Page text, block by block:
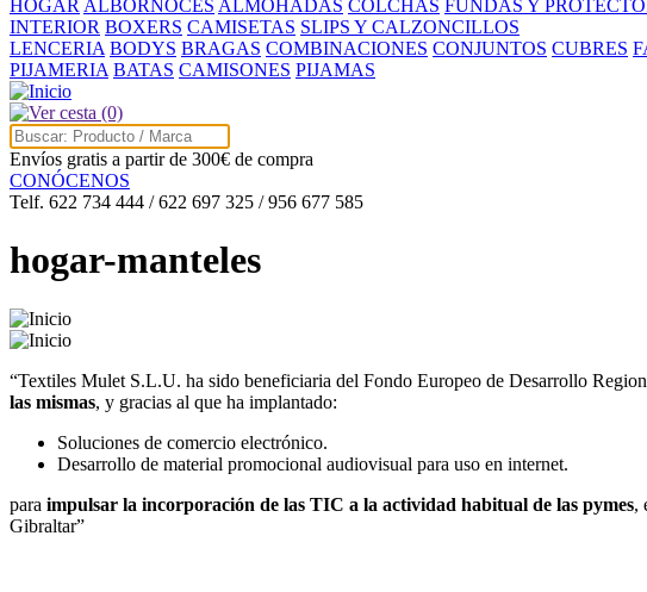
HOGAR ALBORNOCES ALMOHADAS COLCHAS FUNDAS Y
INTERIOR BOXERS CAMISETAS SLIPS Y CALZONCILLOS
LENCERIA BODYS BRAGAS COMBINACIONES CONJUNTOS CUBRES
PIJAMERIA BATAS CAMISONES PIJAMAS
(0)
Envíos gratis a partir de 300€ de compra
CONÓCENOS
Telf. 622 734 444 / 622 697 325 / 956 677 585
hogar-manteles
“Textiles Mulet S.L.U. ha sido beneficiaria del Fondo Europeo de Desarrollo
las mismas, y gracias al que ha implantado:
Soluciones de comercio electrónico.
Desarrollo de material promocional audiovisual para uso en internet.
para impulsar la incorporación de las TIC a la actividad habitual de las pymes,
Gibraltar”